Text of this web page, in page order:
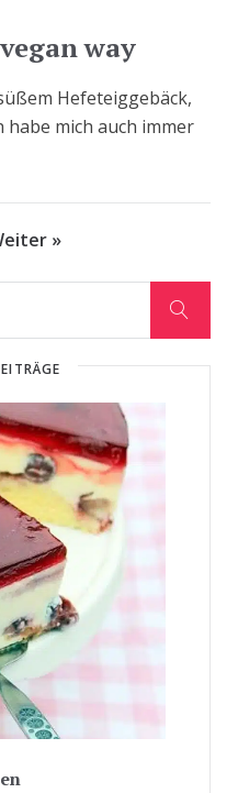
way
Hefeteiggebäck,
habe mich auch immer
»